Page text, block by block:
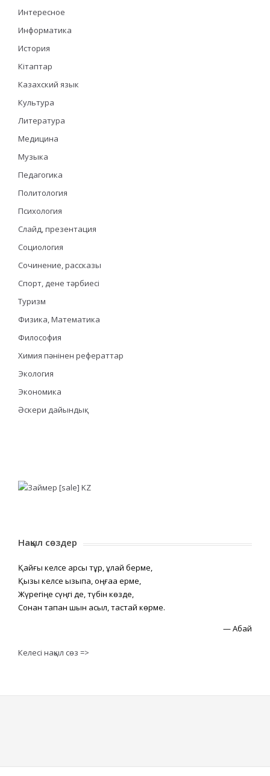
Интересное
Информатика
История
Кітаптар
Казахский язык
Культура
Литература
Медицина
Музыка
Педагогика
Политология
Психология
Слайд, презентация
Социология
Сочинение, рассказы
Спорт, дене тәрбиесі
Туризм
Физика, Математика
Философия
Химия пәнінен рефераттар
Экология
Экономика
Әскери дайындық
Нақыл сөздер
Қайғы келсе қарсы тұр, құлай берме,
Қызық келсе қызықпа, оңғаққа ерме,
Жүрегіңе сүңгі де, түбін көзде,
Сонан тапқан шын асыл, тастай көрме.
—Абай
Келесі нақыл сөз =>